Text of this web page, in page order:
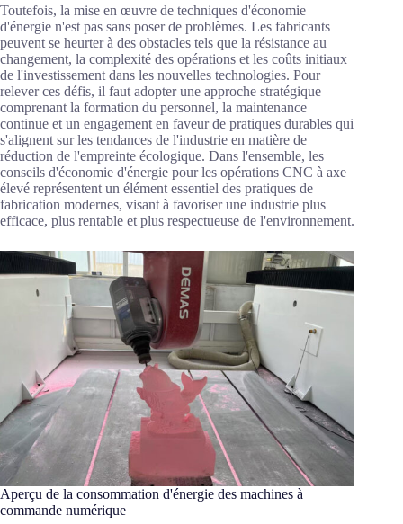
Toutefois, la mise en œuvre de techniques d'économie
d'énergie n'est pas sans poser de problèmes. Les fabricants
peuvent se heurter à des obstacles tels que la résistance au
changement, la complexité des opérations et les coûts initiaux
de l'investissement dans les nouvelles technologies. Pour
relever ces défis, il faut adopter une approche stratégique
comprenant la formation du personnel, la maintenance
continue et un engagement en faveur de pratiques durables qui
s'alignent sur les tendances de l'industrie en matière de
réduction de l'empreinte écologique. Dans l'ensemble, les
conseils d'économie d'énergie pour les opérations CNC à axe
élevé représentent un élément essentiel des pratiques de
fabrication modernes, visant à favoriser une industrie plus
efficace, plus rentable et plus respectueuse de l'environnement.
Aperçu de la consommation d'énergie des machines à
commande numérique